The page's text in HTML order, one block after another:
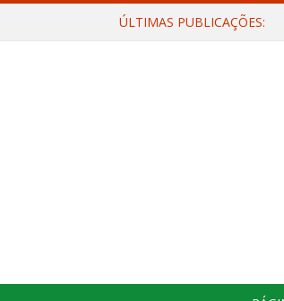
ÚLTIMAS PUBLICAÇÕES: